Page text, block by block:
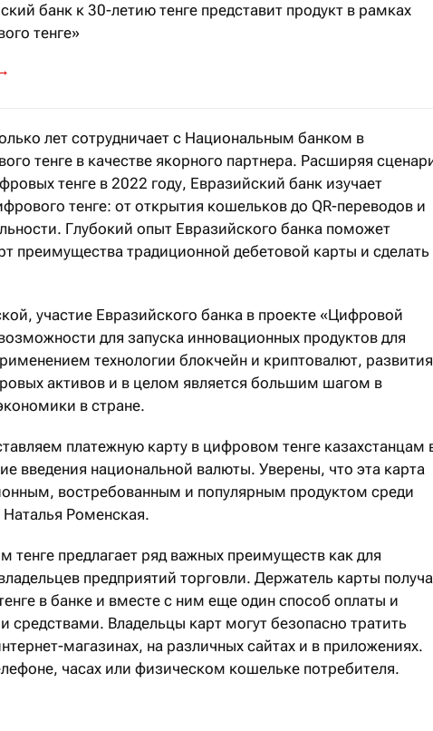
банк к 30-летию тенге представит продукт в рамках
тенге»
цифровой тенге будет внедряться поэтапно до конца
лет сотрудничает с Национальным банком в
тенге в качестве якорного партнера. Расширяя
тенге в 2022 году, Евразийский банк изучает
тенге: от открытия кошельков до QR-переводов и
Глубокий опыт Евразийского банка поможет
преимущества традиционной дебетовой карты и сделать
участие Евразийского банка в проекте «Цифровой
для запуска инновационных продуктов для
технологии блокчейн и криптовалют, развития
активов и в целом является большим шагом в
в стране.
платежную карту в цифровом тенге казахстанцам
введения национальной валюты. Уверены, что эта карта
востребованным и популярным продуктом среди
Роменская.
тенге предлагает ряд важных преимуществ как для
предприятий торговли. Держатель карты
в банке и вместе с ним еще один способ оплаты и
средствами. Владельцы карт могут безопасно тратить
магазинах, на различных сайтах и в приложениях.
часах или физическом кошельке потребителя.